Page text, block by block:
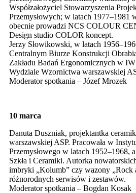
Współzałożyciel Stowarzyszenia
Przemysłowych; w latach 1977–1981
obecnie prowadzi NCS COLOUR
Design studio COLOR koncept.
Jerzy Słowikowski, w latach
Centralnym Biurze Konstrukcji
Zakładu Badań Ergonomicznych w
Wydziale Wzornictwa warszawskiej
Moderator spotkania – Józef Mrozek
10 marca
Danuta Duszniak, projektantka
warszawskiej ASP. Pracowała w
Przemysłowego w latach 1952–1968,
Szkła i Ceramiki. Autorka
imbryki „Kolumb” czy wazony „Rock
różnorodnych serwisów i zestawów.
Moderator spotkania – Bogdan Kosak